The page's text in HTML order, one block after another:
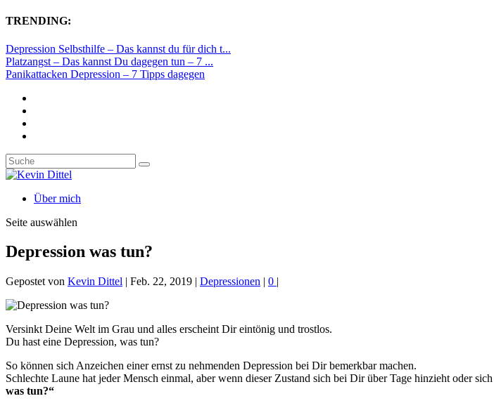
TRENDING:
Depression Selbsthilfe – Das kannst du für dich t...
Platzangst – Das kannst Du dagegen tun – 7 ...
Panikattacken Depression – 7 Tipps dagegen
Über mich
Seite auswählen
Depression was tun?
Gepostet von Kevin Dittel | Feb. 22, 2019 | Depressionen | 0 |
Versinkt Deine Welt im Grau und alles erscheint Dir eintönig und trostlos.
Du hast eine Depression, was tun?
So können sich Anzeichen einer ernst zu nehmenden Depression bei Dir bemerkbar machen.
Schlechte Laune hat jeder Mensch einmal, aber wenn dieser Zustand sich bei Dir über Tage hinzieht oder
was tun?“